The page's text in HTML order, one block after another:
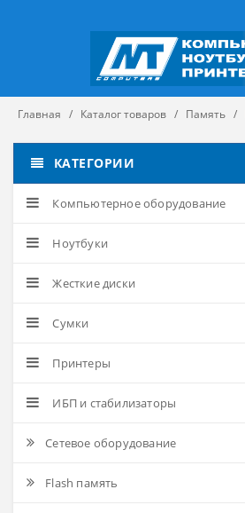
Главная Каталог товаров Память
КАТЕГОРИИ
Компьютерное оборудование
Ноутбуки
Жесткие диски
Сумки
Принтеры
ИБП и стабилизаторы
Сетевое оборудование
Flash память